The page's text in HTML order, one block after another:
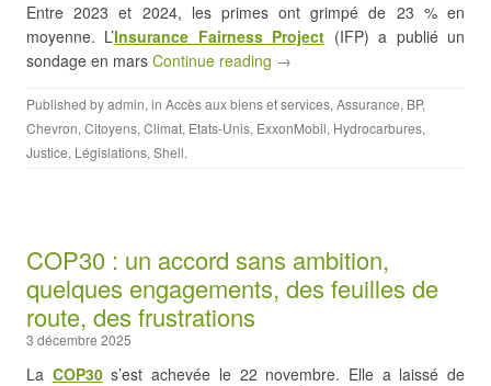
Entre 2023 et 2024, les primes ont grimpé de 23 % en
moyenne. L’Insurance Fairness Project (IFP) a publié un
sondage en mars Continue reading →
Published byadmin, in Accès aux biens et services, Assurance, BP,
Chevron, Citoyens, Climat, Etats-Unis, ExxonMobil, Hydrocarbures,
Justice, Législations, Shell.
COP30 : un accord sans ambition,
quelques engagements, des feuilles de
route, des frustrations
3 décembre 2025
La COP30s’est achevée le 22 novembre. Elle a laissé de